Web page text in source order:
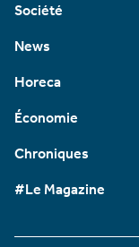
Société
News
Horeca
Économie
Chroniques
#Le Magazine